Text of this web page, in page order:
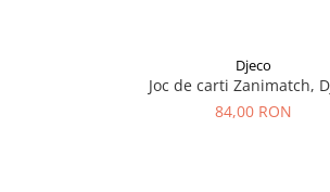
Djeco
Joc de carti Zanimatch,
84,00 RON